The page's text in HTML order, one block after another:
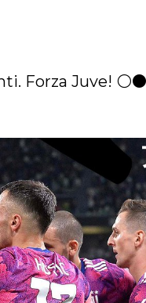
Forza Juve!